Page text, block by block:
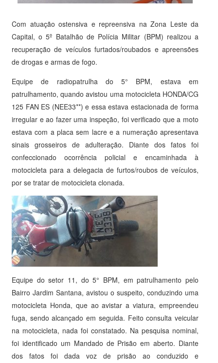
Com atuação ostensiva e repreensiva na Zona Leste da
Capital, o 5º Batalhão de Polícia Militar (BPM) realizou a
recuperação de veículos furtados/roubados e apreensões
de drogas e armas de fogo.
Equipe de radiopatrulha do 5° BPM, estava em
patrulhamento, quando avistou uma motocicleta HONDA/CG
125 FAN ES (NEE33**) e essa estava estacionada de forma
irregular e ao fazer uma inspeção, foi verificado que a moto
estava com a placa sem lacre e a numeração apresentava
sinais grosseiros de adulteração. Diante dos fatos foi
confeccionado ocorrência policial e encaminhada à
motocicleta para a delegacia de furtos/roubos de veículos,
por se tratar de motocicleta clonada.
Equipe do setor 11, do 5° BPM, em patrulhamento pelo
Bairro Jardim Santana, avistou o suspeito, conduzindo uma
motocicleta Honda, que ao avistar a viatura, empreendeu
fuga, sendo alcançado em seguida. Feito consulta veicular
na motocicleta, nada foi constatado. Na pesquisa nominal,
foi identificado um Mandado de Prisão em aberto. Diante
dos fatos foi dada voz de prisão ao conduzido e